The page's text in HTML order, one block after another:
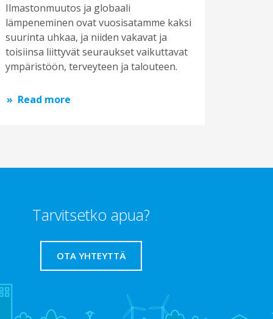
Ilmastonmuutos ja globaali
lämpeneminen ovat vuosisatamme kaksi
suurinta uhkaa, ja niiden vakavat ja
toisiinsa liittyvät seuraukset vaikuttavat
ympäristöön, terveyteen ja talouteen.
Read more
Tarvitsetko apua?
OTA YHTEYTTÄ